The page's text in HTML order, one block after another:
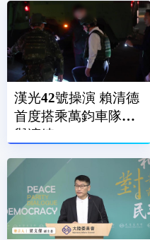
漢光42號操演 賴清德
首度搭乘萬鈞車隊參
與演練